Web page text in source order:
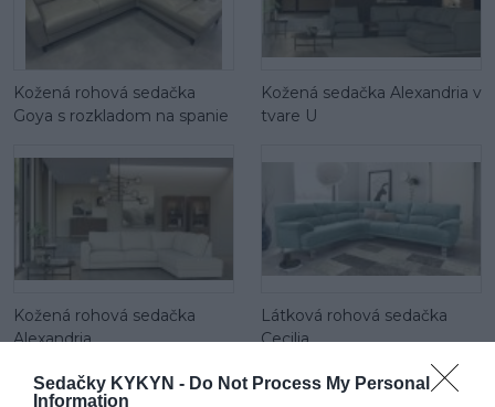
Sedačky KYKYN - Do Not Process My Personal
Information
Kožená rohová sedačka
Goya s rozkladom na spanie
Kožená sedačka Alexandria v
tvare U
Kožená rohová sedačka
Alexandria
Látková rohová sedačka
Cecilia